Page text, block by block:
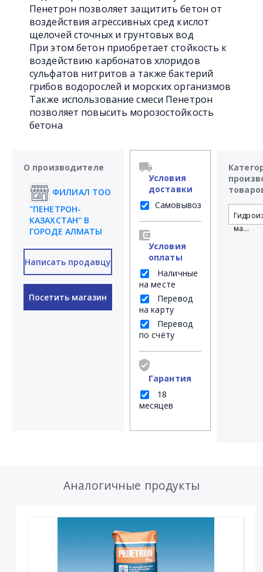
Пенетрон позволяет защитить бетон от
воздействия агрессивных сред кислот
щелочей сточных и грунтовых вод
При этом бетон приобретает стойкость к
воздействию карбонатов хлоридов
сульфатов нитритов а также бактерий
грибов водорослей и морских организмов
Также использование смеси Пенетрон
позволяет повысить морозостойкость
бетона
О производителе
ФИЛИАЛ ТОО
"ПЕНЕТРОН-
КАЗАХСТАН" В
ГОРОДЕ АЛМАТЫ
Написать продавцу
Посетить магазин
Условия
доставки
Самовывоз
Условия
оплаты
Наличные
на месте
Перевод
на карту
Перевод
по счёту
Гарантия
18
месяцев
ма...
Аналогичные продукты